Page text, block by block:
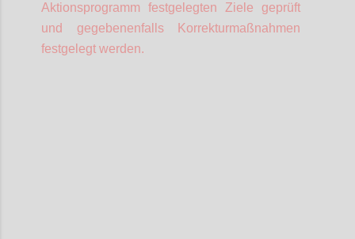
Aktionsprogramm festgelegten Ziele geprüft
und gegebenenfalls Korrekturmaßnahmen
festgelegt werden.